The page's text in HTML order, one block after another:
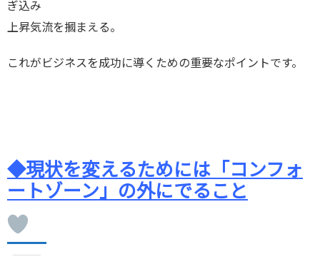
ぎ込み
上昇気流を摑まえる。
これがビジネスを成功に導くための重要なポイントです。
◆現状を変えるためには「コンフォ
ートゾーン」の外にでること